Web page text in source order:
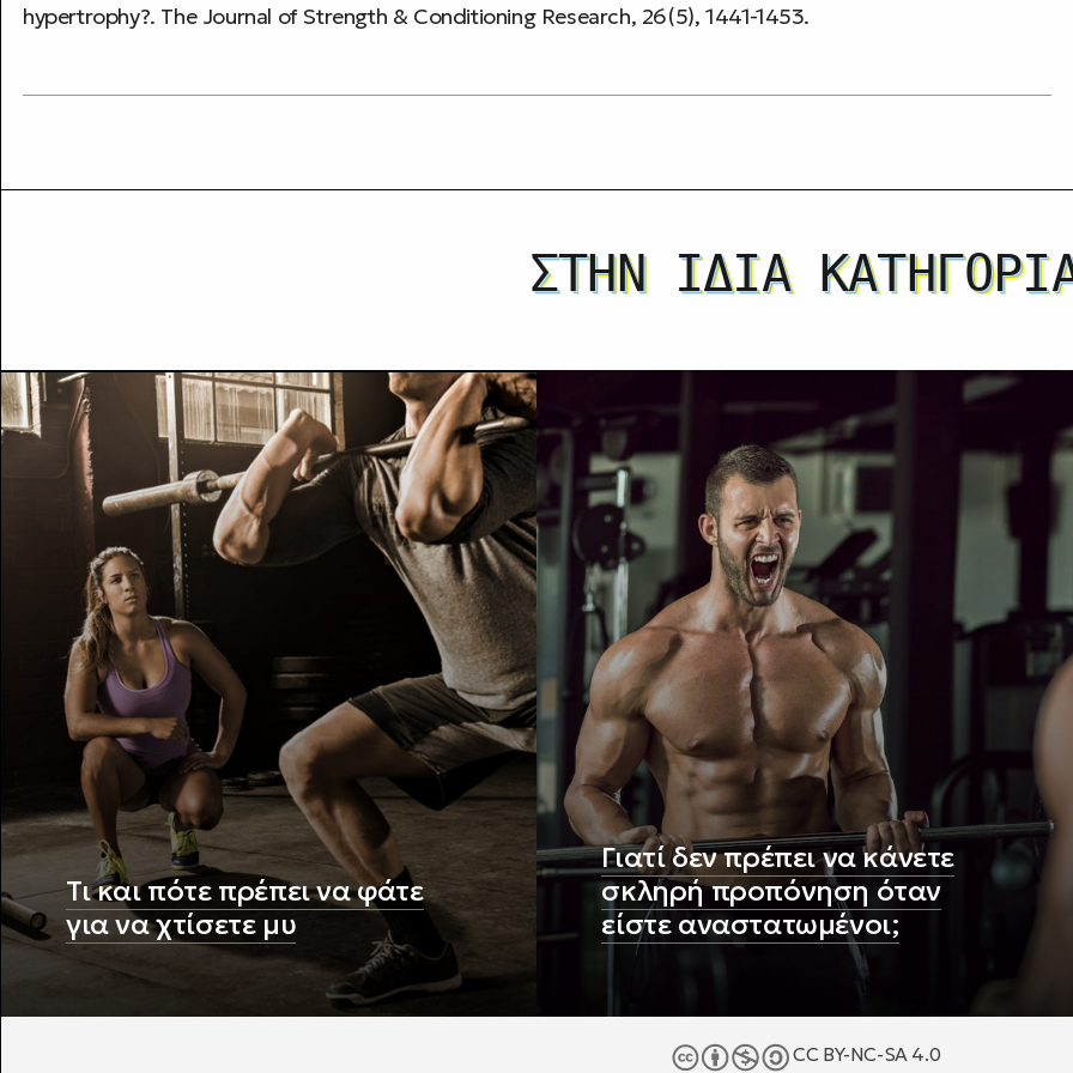
hypertrophy?. The Journal of Strength & Conditioning Research, 26(5), 1441-1453.
ΣΤΗΝ ΊΔΙΑ
Τι και πότε πρέπει να φάτε
για να χτίσετε μυ
Γιατί δεν πρέπει να κάνετε
σκληρή προπόνηση όταν
είστε αναστατωμένοι;
CC BY-NC-SA 4.0